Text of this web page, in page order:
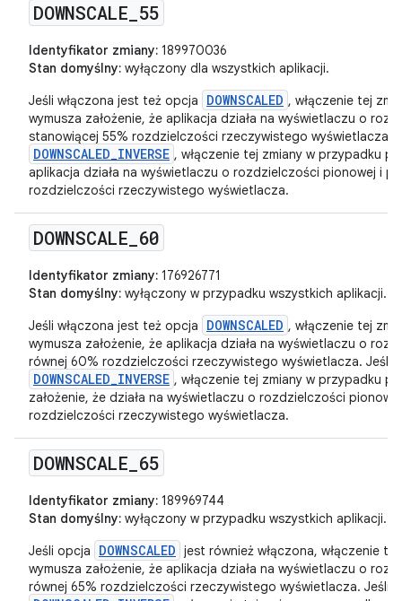
DOWNSCALE 55
Identyfikator zmiany: 189970036
Stan domyślny: wyłączony dla wszystkich aplikacji.
Jeśli włączona jest też opcja
DOWNSCALED , włączenie tej
wymusza założenie, że aplikacja działa na wyświetlaczu o
stanowiącej 55% rozdzielczości rzeczywistego wyświetlacza.
DOWNSCALED_INVERSE , włączenie tej zmiany w przypadku
aplikacja działa na wyświetlaczu o rozdzielczości pionowej i
rozdzielczości rzeczywistego wyświetlacza.
DOWNSCALE 60
Identyfikator zmiany: 176926771
Stan domyślny: wyłączony w przypadku wszystkich aplikacji.
Jeśli włączona jest też opcja
DOWNSCALED , włączenie tej
wymusza założenie, że aplikacja działa na wyświetlaczu o
równej 60% rozdzielczości rzeczywistego wyświetlacza. Jeśli
DOWNSCALED_INVERSE , włączenie tej zmiany w przypadku
założenie, że działa na wyświetlaczu o rozdzielczości
rozdzielczości rzeczywistego wyświetlacza.
DOWNSCALE 65
Identyfikator zmiany: 189969744
Stan domyślny: wyłączony w przypadku wszystkich aplikacji.
Jeśli opcja
DOWNSCALED jest również włączona, włączenie
wymusza założenie, że aplikacja działa na wyświetlaczu o
równej 65% rozdzielczości rzeczywistego wyświetlacza. Jeśli